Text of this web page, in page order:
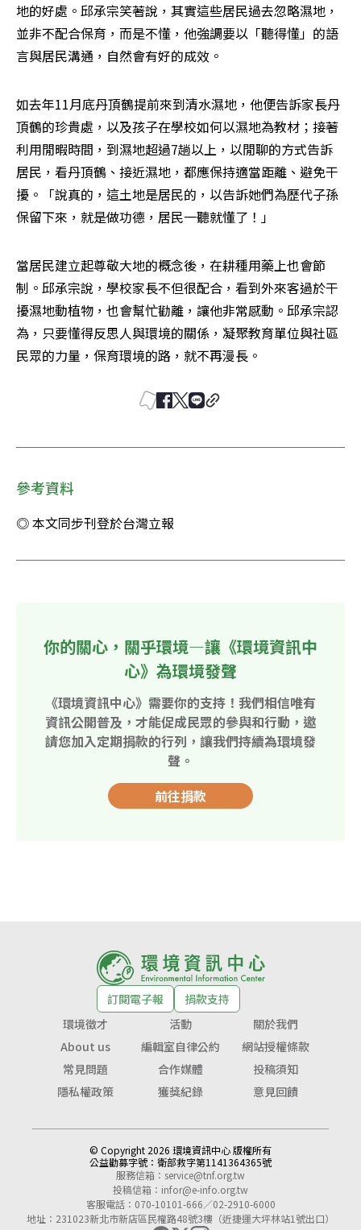
地的好處。邱承宗笑著說，其實這些居民過去忽略濕地，
並非不配合保育，而是不懂，他強調要以「聽得懂」的語
言與居民溝通，自然會有好的成效。
如去年11月底丹頂鶴提前來到清水濕地，他便告訴家長丹
頂鶴的珍貴處，以及孩子在學校如何以濕地為教材；接著
利用閒暇時間，到濕地超過7趟以上，以閒聊的方式告訴
居民，看丹頂鶴、接近濕地，都應保持適當距離、避免干
擾。「說真的，這土地是居民的，以告訴她們為歷代子孫
保留下來，就是做功德，居民一聽就懂了！」
當居民建立起尊敬大地的概念後，在耕種用藥上也會節
制。邱承宗說，學校家長不但很配合，看到外來客過於干
擾濕地動植物，也會幫忙勸離，讓他非常感動。邱承宗認
為，只要懂得反思人與環境的關係，凝聚教育單位與社區
民眾的力量，保育環境的路，就不再漫長。
參考資料
◎ 本文同步刊登於台灣立報
你的關心，關乎環境—讓《環境資訊中
心》為環境發聲
《環境資訊中心》需要你的支持！我們相信唯有
資訊公開普及，才能促成民眾的參與和行動，邀
請您加入定期捐款的行列，讓我們持續為環境發
聲。
前往捐款
訂閱電子報
捐款支持
環境徵才
活動
關於我們
About us
編輯室自律公約
網站授權條款
常見問題
合作媒體
投稿須知
隱私權政策
獲獎紀錄 意見回饋
© Copyright 2026 環境資訊中心 版權所有
公益勸募字號： 衛部救字第1141364365號
服務信箱： service@tnf.org.tw
投稿信箱： infor@e-info.org.tw
客服電話：070-10101-666／02-2910-6000
地址：231023新北市新店區民權路48號3樓（近捷運大坪林站1號出口）